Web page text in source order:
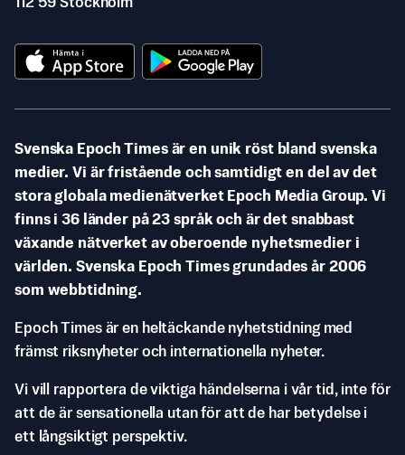
112 59 Stockholm
Svenska Epoch Times är en unik röst bland svenska
medier. Vi är fristående och samtidigt en del av det
stora globala medienätverket Epoch Media Group. Vi
finns i 36 länder på 23 språk och är det snabbast
växande nätverket av oberoende nyhetsmedier i
världen. Svenska Epoch Times grundades år 2006
som webbtidning.
Epoch Times är en heltäckande nyhetstidning med
främst riksnyheter och internationella nyheter.
Vi vill rapportera de viktiga händelserna i vår tid, inte för
att de är sensationella utan för att de har betydelse i
ett långsiktigt perspektiv.